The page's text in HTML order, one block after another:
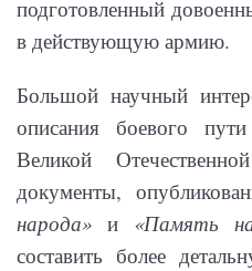
подготовленный
в действующую армию.
Большой научный
описания боевого
Великой
документы,
народа» и «Память
составить более